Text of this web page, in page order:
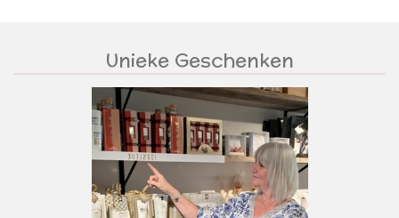
Unieke Geschenken